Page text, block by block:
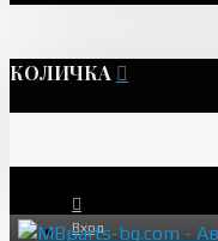
КОЛИЧКА
Вход